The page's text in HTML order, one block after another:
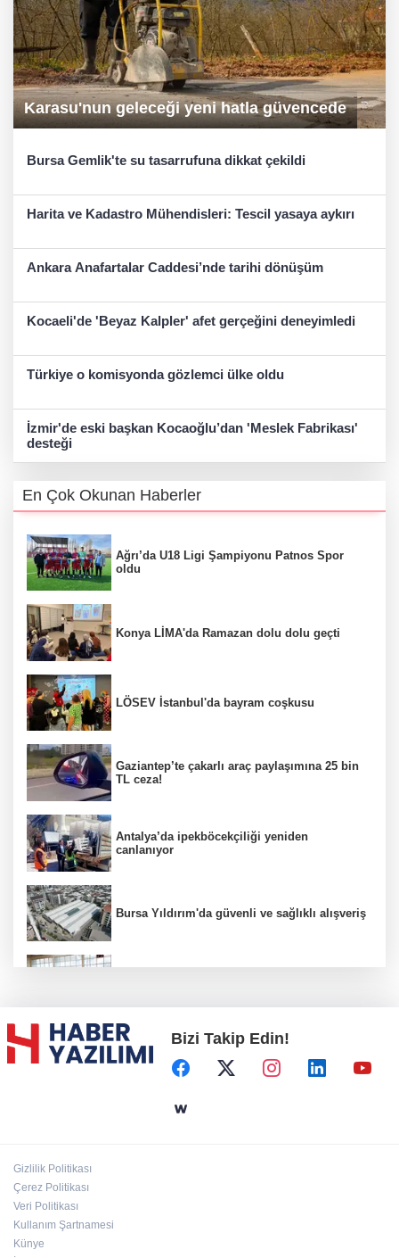
Karasu'nun geleceği yeni hatla güvencede
Bursa Gemlik'te su tasarrufuna dikkat çekildi
Harita ve Kadastro Mühendisleri: Tescil yasaya aykırı
Ankara Anafartalar Caddesi’nde tarihi dönüşüm
Kocaeli'de 'Beyaz Kalpler' afet gerçeğini deneyimledi
Türkiye o komisyonda gözlemci ülke oldu
İzmir'de eski başkan Kocaoğlu’dan 'Meslek Fabrikası'
desteği
En Çok Okunan Haberler
Ağrı’da U18 Ligi Şampiyonu Patnos Spor
oldu
Konya LİMA'da Ramazan dolu dolu geçti
LÖSEV İstanbul'da bayram coşkusu
Gaziantep’te çakarlı araç paylaşımına 25 bin
TL ceza!
Antalya’da ipekböcekçiliği yeniden
canlanıyor
Bursa Yıldırım'da güvenli ve sağlıklı alışveriş
Başkent'in göletlerinde temizlik ve bakım
sürüyor
Bizi Takip Edin!
Gizlilik Politikası
Çerez Politikası
Veri Politikası
Kullanım Şartnamesi
Künye